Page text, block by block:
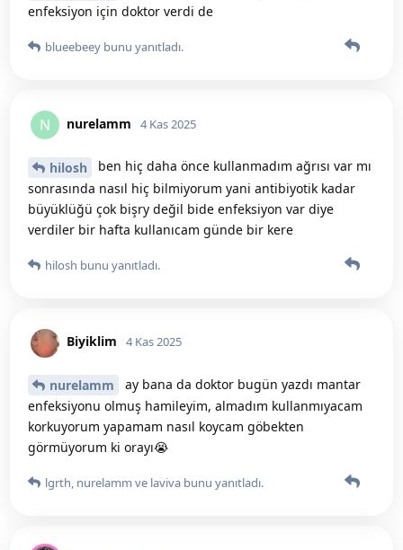
enfeksiyon için doktor verdi de
blueebeey bunu yanıtladı.
N nurelamm 4 Kas 2025
hilosh
ben hiç daha önce kullanmadım ağrısı var mı
sonrasında nasıl hiç bilmiyorum yani antibiyotik kadar
büyüklüğü çok bişry değil bide enfeksiyon var diye
verdiler bir hafta kullanıcam günde bir kere
hilosh bunu yanıtladı.
Biyiklim 4 Kas 2025
nurelamm
ay bana da doktor bugün yazdı mantar
enfeksiyonu olmuş hamileyim, almadım kullanmıyacam
korkuyorum yapamam nasıl koycam göbekten
görmüyorum ki orayı😭
lgrth, nurelamm ve laviva bunu yanıtladı.